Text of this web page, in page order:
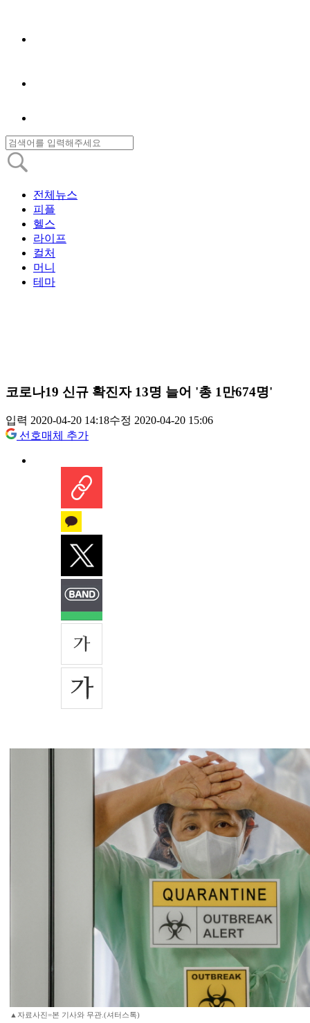
전체뉴스
피플
헬스
라이프
컬처
머니
테마
코로나19 신규 확진자 13명 늘어 '총 1만674명'
입력 2020-04-20 14:18수정 2020-04-20 15:06
선호매체 추가
▲자료사진=본 기사와 무관.(셔터스톡)